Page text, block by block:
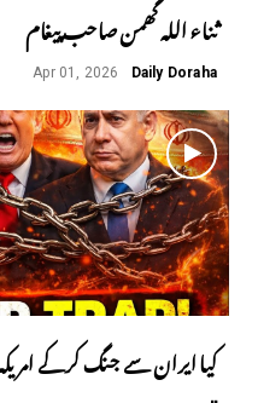
ثناء اللہ گھمن صاحب پیغام
Daily Doraha
Apr 01, 2026
کیا ایران سے جنگ کرکے